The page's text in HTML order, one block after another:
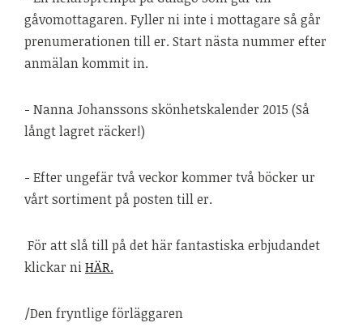
gåvomottagaren. Fyller ni inte i mottagare så går
prenumerationen till er. Start nästa nummer efter
anmälan kommit in.
- Nanna Johanssons skönhetskalender 2015 (Så
långt lagret räcker!)
- Efter ungefär två veckor kommer två böcker ur
vårt sortiment på posten till er.
För att slå till på det här fantastiska erbjudandet
klickar niHÄR.
/Den fryntlige förläggaren